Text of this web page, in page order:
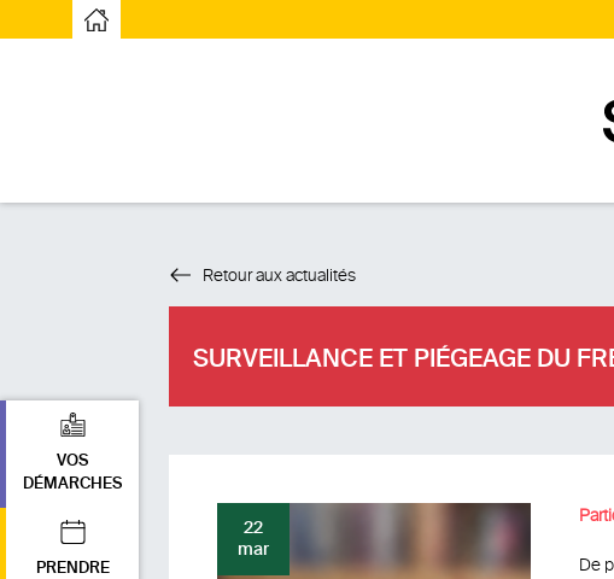
Page d’accueilPage d'accueil
VOS
DÉMARCHES
PRENDRE
Retour aux actualités
SURVEILLANCE ET PIÉGEAGE DU
22
mar
De